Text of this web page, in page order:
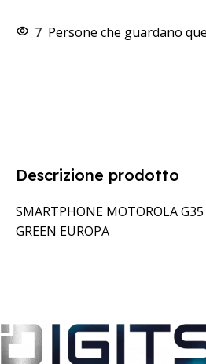
7 Persone che guardano
Descrizione prodotto
SMARTPHONE MOTOROLA
GREEN EUROPA